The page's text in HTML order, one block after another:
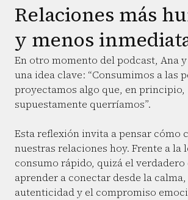
Relaciones más
y menos
En otro momento del podcast, Ana
una idea clave: “Consumimos a las
proyectamos algo que, en principio,
supuestamente querríamos”.
Esta reflexión invita a pensar cómo
nuestras relaciones hoy. Frente a la
consumo rápido, quizá el verdadero
aprender a conectar desde la
autenticidad y el compromiso